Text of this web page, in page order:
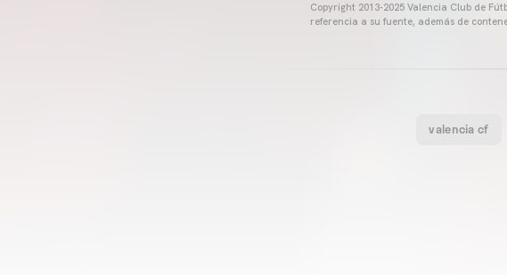
Copyright 2013-2025 Valencia Club de
referencia a su fuente, además de
valencia cf